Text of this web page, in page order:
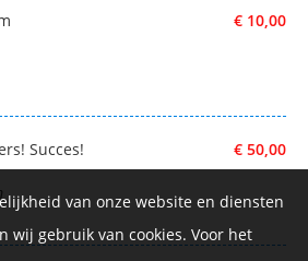
€ 10,00
€ 50,00
Succes!
van onze website en diensten
wij gebruik van cookies. Voor het